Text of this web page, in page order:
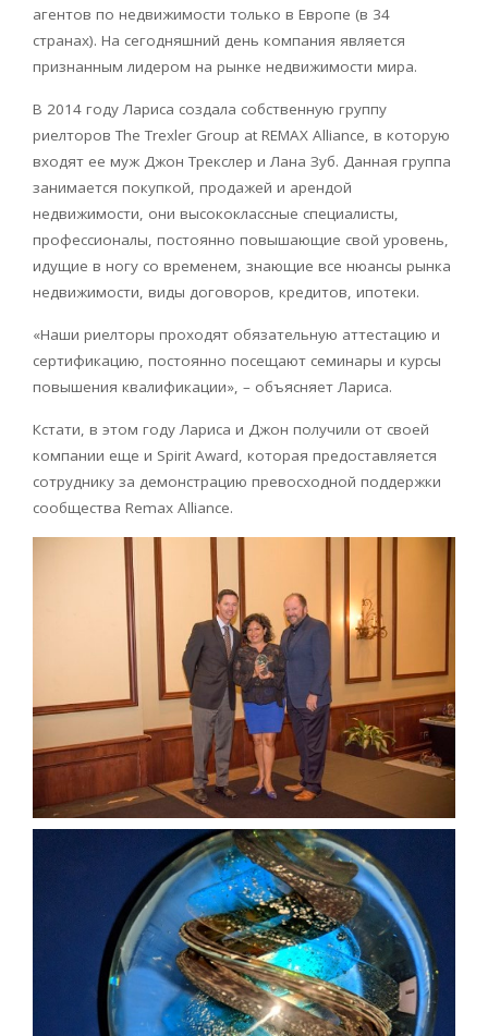
агентов по недвижимости только в Европе (в 34
странах). На сегодняшний день компания является
признанным лидером на рынке недвижимости мира.
В 2014 году Лариса создала собственную группу
риелторов The Trexler Group at REMAX Alliance, в которую
входят ее муж Джон Трекслер и Лана Зуб. Данная группа
занимается покупкой, продажей и арендой
недвижимости, они высококлассные специалисты,
профессионалы, постоянно повышающие свой уровень,
идущие в ногу со временем, знающие все нюансы рынка
недвижимости, виды договоров, кредитов, ипотеки.
«Наши риелторы проходят обязательную аттестацию и
сертификацию, постоянно посещают семинары и курсы
повышения квалификации», – объясняет Лариса.
Кстати, в этом году Лариса и Джон получили от своей
компании еще и Spirit Award, которая предоставляется
сотруднику за демонстрацию превосходной поддержки
сообщества Remax Alliance.